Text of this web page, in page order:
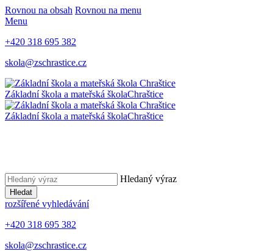
Rovnou na obsah Rovnou na menu
Menu
+420 318 695 382
skola@zschrastice.cz
Základní škola a mateřská školaChraštice
Základní škola a mateřská školaChraštice
Hledaný výraz
Hledat
rozšířené vyhledávání
+420 318 695 382
skola@zschrastice.cz